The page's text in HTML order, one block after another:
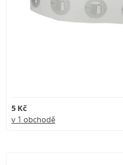
5 Kč
v 1 obchodě